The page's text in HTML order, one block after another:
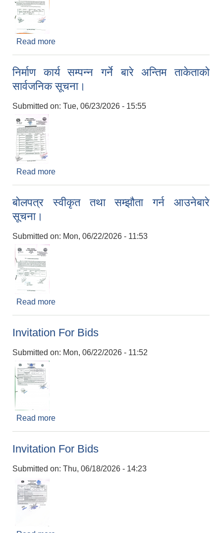
Read more
निर्माण कार्य सम्पन्न गर्ने बारे अन्तिम ताकेताको
सार्वजनिक सूचना।
Submitted on: Tue, 06/23/2026 - 15:55
Read more
बोलपत्र स्वीकृत तथा सम्झौता गर्न आउनेबारे
सूचना।
Submitted on: Mon, 06/22/2026 - 11:53
Read more
Invitation For Bids
Submitted on: Mon, 06/22/2026 - 11:52
Read more
Invitation For Bids
Submitted on: Thu, 06/18/2026 - 14:23